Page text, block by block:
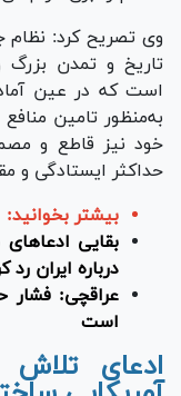
وی تصریح کرد: نظام
تاریخ و تمدن بزرگ
است که در عین
به‌منظور تامین
خود نیز قاطع و
حداکثر ایستادگی و
بیشتر بخوانید:
بقایی
درباره ایران رد
عراقچی: فشار
است
ادعای تلاش